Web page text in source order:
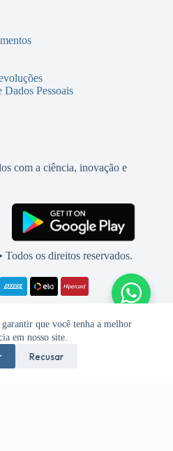
que você tenha a melhor
em nosso site.
Recusar
Pessoais
com a ciência, inovação e
os direitos reservados.